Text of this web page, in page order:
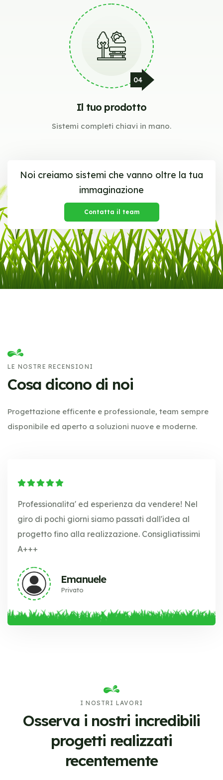
Il tuo prodotto
Sistemi completi chiavi in mano.
Noi creiamo sistemi che vanno oltre la tua
immaginazione
Contatta il team
LE NOSTRE RECENSIONI
Cosa dicono di noi
Progettazione efficente e professionale, team sempre
disponibile ed aperto a soluzioni nuove e moderne.
Professionalita' ed esperienza da vendere! Nel
giro di pochi giorni siamo passati dall'idea al
progetto fino alla realizzazione. Consigliatissimi
A+++
Emanuele
Privato
I NOSTRI LAVORI
Osserva i nostri incredibili
progetti realizzati
recentemente